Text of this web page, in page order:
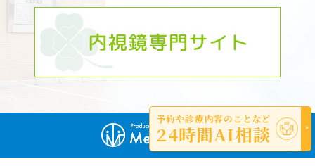
予約や診療内容のことなど
24時間AI相談